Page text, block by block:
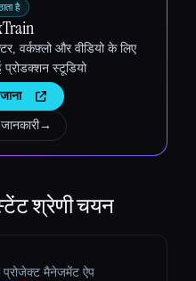
है
वर्कफ़्लो और वीडियो के लिए
स्टूडियो
→
श्रेणी चयन
मैनेजमेंट ऐप